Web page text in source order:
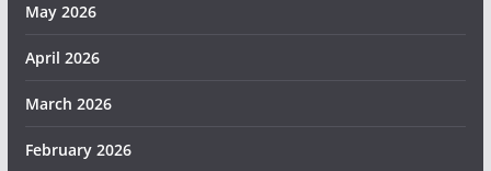
May 2026
April 2026
March 2026
February 2026